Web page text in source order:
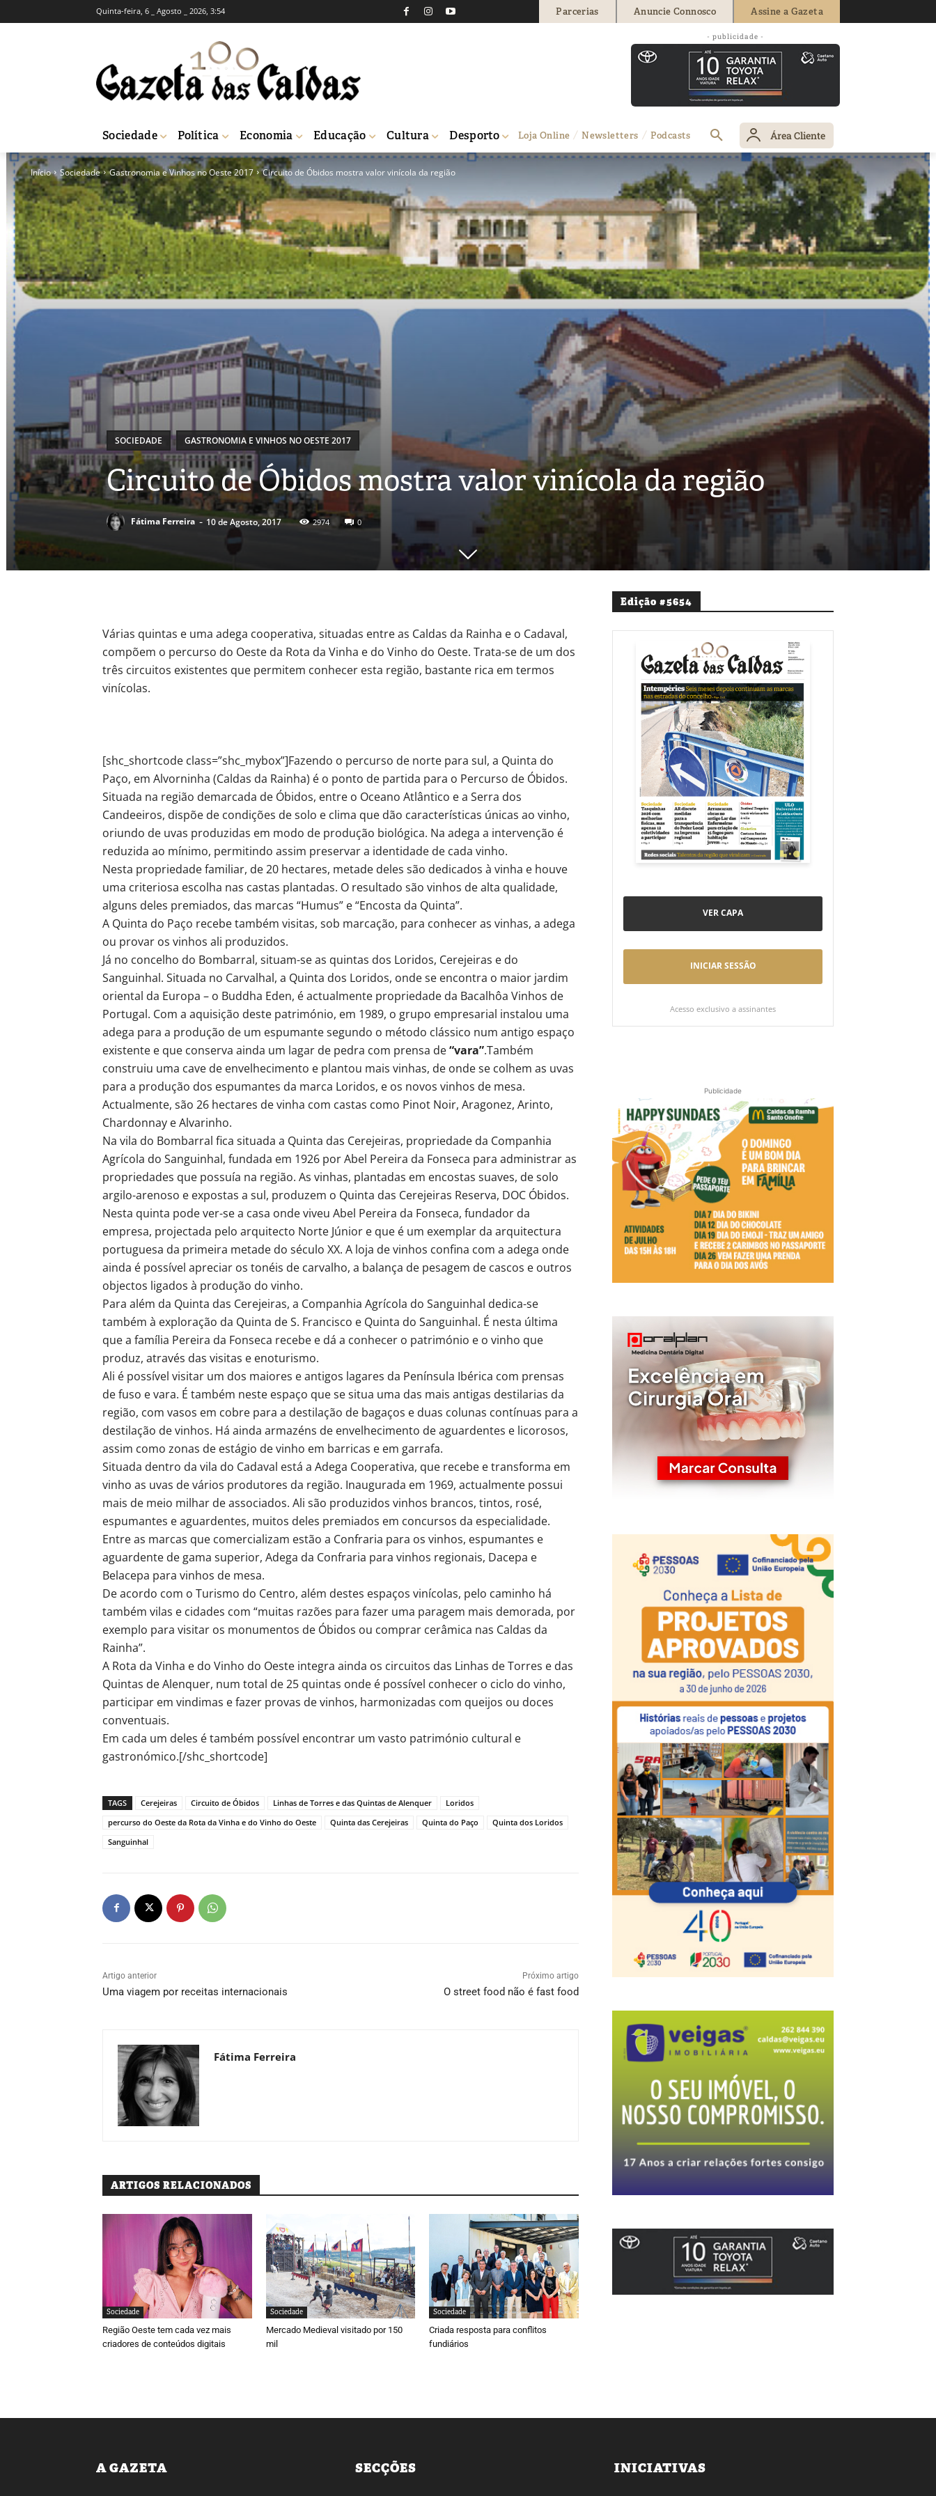
Quinta-feira, 6 _ Agosto _ 2026, 3:54 Parcerias Anuncie Connosco Assine a Gazeta
- publicidade -
Sociedade Política Economia Educação Cultura Desporto Loja Online Newsletters Podcasts Área Cliente
Início Sociedade Gastronomia e Vinhos no Oeste 2017 Circuito de Óbidos mostra valor vinícola da região
SOCIEDADE GASTRONOMIA E VINHOS NO OESTE 2017
Circuito de Óbidos mostra valor vinícola da região
Fátima Ferreira - 10 de Agosto, 2017 2974 0
Várias quintas e uma adega cooperativa, situadas entre as Caldas da Rainha e o Cadaval,
compõem o percurso do Oeste da Rota da Vinha e do Vinho do Oeste. Trata-se de um dos
três circuitos existentes que permitem conhecer esta região, bastante rica em termos
vinícolas.
[shc_shortcode class=”shc_mybox”]Fazendo o percurso de norte para sul, a Quinta do
Paço, em Alvorninha (Caldas da Rainha) é o ponto de partida para o Percurso de Óbidos.
Situada na região demarcada de Óbidos, entre o Oceano Atlântico e a Serra dos
Candeeiros, dispõe de condições de solo e clima que dão características únicas ao vinho,
oriundo de uvas produzidas em modo de produção biológica. Na adega a intervenção é
reduzida ao mínimo, permitindo assim preservar a identidade de cada vinho.
Nesta propriedade familiar, de 20 hectares, metade deles são dedicados à vinha e houve
uma criteriosa escolha nas castas plantadas. O resultado são vinhos de alta qualidade,
alguns deles premiados, das marcas “Humus” e “Encosta da Quinta”.
A Quinta do Paço recebe também visitas, sob marcação, para conhecer as vinhas, a adega
ou provar os vinhos ali produzidos.
Já no concelho do Bombarral, situam-se as quintas dos Loridos, Cerejeiras e do
Sanguinhal. Situada no Carvalhal, a Quinta dos Loridos, onde se encontra o maior jardim
oriental da Europa – o Buddha Eden, é actualmente propriedade da Bacalhôa Vinhos de
Portugal. Com a aquisição deste património, em 1989, o grupo empresarial instalou uma
adega para a produção de um espumante segundo o método clássico num antigo espaço
existente e que conserva ainda um lagar de pedra com prensa de“vara”.Também
construiu uma cave de envelhecimento e plantou mais vinhas, de onde se colhem as uvas
para a produção dos espumantes da marca Loridos, e os novos vinhos de mesa.
Actualmente, são 26 hectares de vinha com castas como Pinot Noir, Aragonez, Arinto,
Chardonnay e Alvarinho.
Na vila do Bombarral fica situada a Quinta das Cerejeiras, propriedade da Companhia
Agrícola do Sanguinhal, fundada em 1926 por Abel Pereira da Fonseca para administrar as
propriedades que possuía na região. As vinhas, plantadas em encostas suaves, de solo
argilo-arenoso e expostas a sul, produzem o Quinta das Cerejeiras Reserva, DOC Óbidos.
Nesta quinta pode ver-se a casa onde viveu Abel Pereira da Fonseca, fundador da
empresa, projectada pelo arquitecto Norte Júnior e que é um exemplar da arquitectura
portuguesa da primeira metade do século XX. A loja de vinhos confina com a adega onde
ainda é possível apreciar os tonéis de carvalho, a balança de pesagem de cascos e outros
objectos ligados à produção do vinho.
Para além da Quinta das Cerejeiras, a Companhia Agrícola do Sanguinhal dedica-se
também à exploração da Quinta de S. Francisco e Quinta do Sanguinhal. É nesta última
que a família Pereira da Fonseca recebe e dá a conhecer o património e o vinho que
produz, através das visitas e enoturismo.
Ali é possível visitar um dos maiores e antigos lagares da Península Ibérica com prensas
de fuso e vara. É também neste espaço que se situa uma das mais antigas destilarias da
região, com vasos em cobre para a destilação de bagaços e duas colunas contínuas para a
destilação de vinhos. Há ainda armazéns de envelhecimento de aguardentes e licorosos,
assim como zonas de estágio de vinho em barricas e em garrafa.
Situada dentro da vila do Cadaval está a Adega Cooperativa, que recebe e transforma em
vinho as uvas de vários produtores da região. Inaugurada em 1969, actualmente possui
mais de meio milhar de associados. Ali são produzidos vinhos brancos, tintos, rosé,
espumantes e aguardentes, muitos deles premiados em concursos da especialidade.
Entre as marcas que comercializam estão a Confraria para os vinhos, espumantes e
aguardente de gama superior, Adega da Confraria para vinhos regionais, Dacepa e
Belacepa para vinhos de mesa.
De acordo com o Turismo do Centro, além destes espaços vinícolas, pelo caminho há
também vilas e cidades com “muitas razões para fazer uma paragem mais demorada, por
exemplo para visitar os monumentos de Óbidos ou comprar cerâmica nas Caldas da
Rainha”.
A Rota da Vinha e do Vinho do Oeste integra ainda os circuitos das Linhas de Torres e das
Quintas de Alenquer, num total de 25 quintas onde é possível conhecer o ciclo do vinho,
participar em vindimas e fazer provas de vinhos, harmonizadas com queijos ou doces
conventuais.
Em cada um deles é também possível encontrar um vasto património cultural e
gastronómico.[/shc_shortcode]
TAGS Cerejeiras Circuito de Óbidos Linhas de Torres e das Quintas de Alenquer
Loridos
percurso do Oeste da Rota da Vinha e do Vinho do Oeste
Quinta das Cerejeiras Quinta do Paço
Quinta dos Loridos
Sanguinhal
Artigo anterior
Uma viagem por receitas internacionais
Próximo artigo
O street food não é fast food
Fátima Ferreira
ARTIGOS RELACIONADOS
Sociedade
Região Oeste tem cada vez mais
criadores de conteúdos digitais
Sociedade
Mercado Medieval visitado por 150
mil
Sociedade
Criada resposta para conflitos
fundiários
Edição #5654
VER CAPA
INICIAR SESSÃO
Acesso exclusivo a assinantes
Publicidade
A GAZETA SECÇÕES INICIATIVAS